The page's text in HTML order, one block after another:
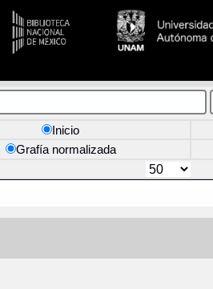
Inicio
Grafía normalizada